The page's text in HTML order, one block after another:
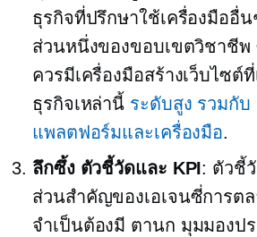
ธุรกิจที่ปรึกษาใช้เครื่องมืออื่
ส่วนหนึ่งของขอบเขตวิชาชีพ
ควรมีเครื่องมือสร้างเว็บไซต์
ธุรกิจเหล่านี้ ระดับสูง รวมกับ
แพลตฟอร์มและเครื่องมือ.
ลึกซึ้งตัวชี้วัดและ KPI: ตัวชี้
ส่วนสำคัญของเอเจนซี่การต
จำเป็นต้องมี ตานก มุมมองป